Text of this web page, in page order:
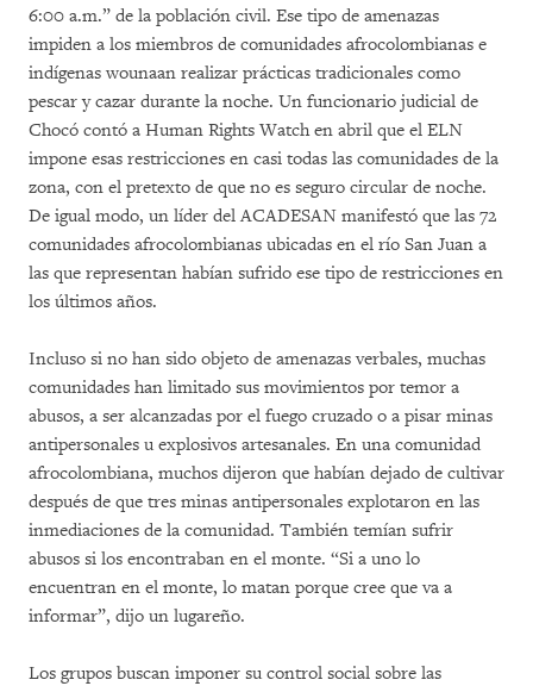
6:00 a.m.” de la población civil. Ese tipo de amenazas
impiden a los miembros de comunidades afrocolombianas e
indígenas wounaan realizar prácticas tradicionales como
pescar y cazar durante la noche. Un funcionario judicial de
Chocó contó a Human Rights Watch en abril que el ELN
impone esas restricciones en casi todas las comunidades de la
zona, con el pretexto de que no es seguro circular de noche.
De igual modo, un líder del ACADESAN manifestó que las 72
comunidades afrocolombianas ubicadas en el río San Juan a
las que representan habían sufrido ese tipo de restricciones en
los últimos años.
Incluso si no han sido objeto de amenazas verbales, muchas
comunidades han limitado sus movimientos por temor a
abusos, a ser alcanzadas por el fuego cruzado o a pisar minas
antipersonales u explosivos artesanales. En una comunidad
afrocolombiana, muchos dijeron que habían dejado de cultivar
después de que tres minas antipersonales explotaron en las
inmediaciones de la comunidad. También temían sufrir
abusos si los encontraban en el monte. “Si a uno lo
encuentran en el monte, lo matan porque cree que va a
informar”, dijo un lugareño.
Los grupos buscan imponer su control social sobre las